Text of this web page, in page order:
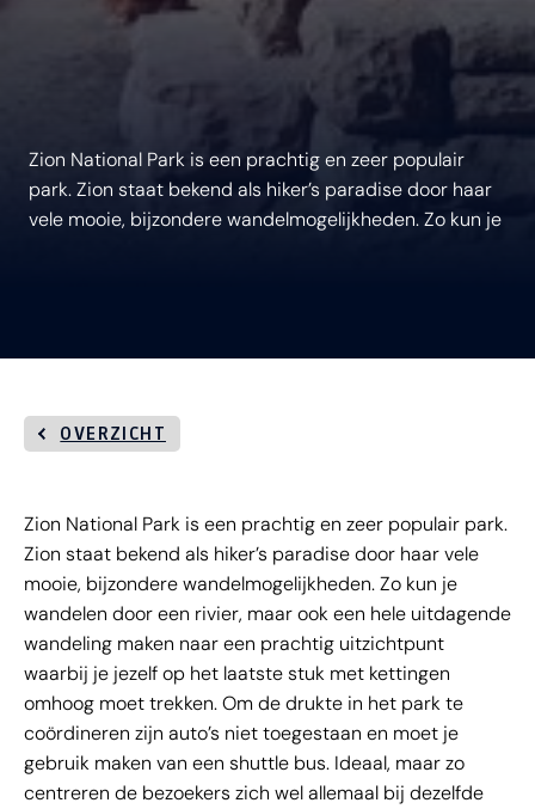
Zion National Park is een prachtig en zeer populair
park. Zion staat bekend als hiker’s paradise door haar
vele mooie, bijzondere wandelmogelijkheden. Zo kun je
OVERZICHT
Zion National Park is een prachtig en zeer populair park.
Zion staat bekend als hiker’s paradise door haar vele
mooie, bijzondere wandelmogelijkheden. Zo kun je
wandelen door een rivier, maar ook een hele uitdagende
wandeling maken naar een prachtig uitzichtpunt
waarbij je jezelf op het laatste stuk met kettingen
omhoog moet trekken. Om de drukte in het park te
coördineren zijn auto’s niet toegestaan en moet je
gebruik maken van een shuttle bus. Ideaal, maar zo
centreren de bezoekers zich wel allemaal bij dezelfde